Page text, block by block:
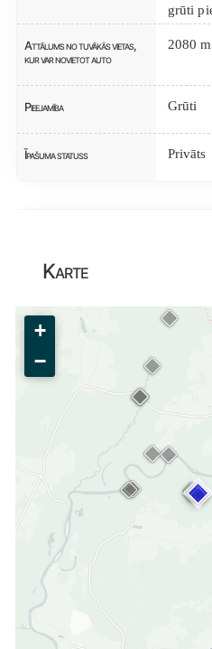
grūti
Attālums no tuvākās vietas,
kur var novietot auto
2080 m
Pieejamība Grūti
Īpašuma statuss Privāts
Karte
+
−